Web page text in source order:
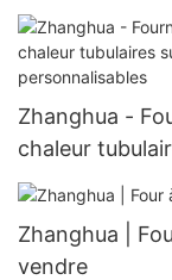
inoxydable
Zhanghua -
chaleur
réfrigération
Zhanghua |
vendre